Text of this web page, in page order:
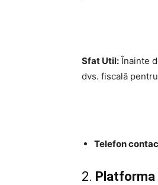
Sfat Util: Înainte
dvs. fiscală
Telefon
2. Platforma